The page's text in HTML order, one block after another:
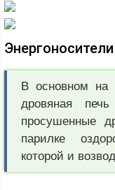
Энергоносители
В основном на
дровяная
просушенные
парилке
которой и